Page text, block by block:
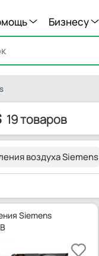
Бизнесу
19 товаров
воздуха Siemens
Siemens